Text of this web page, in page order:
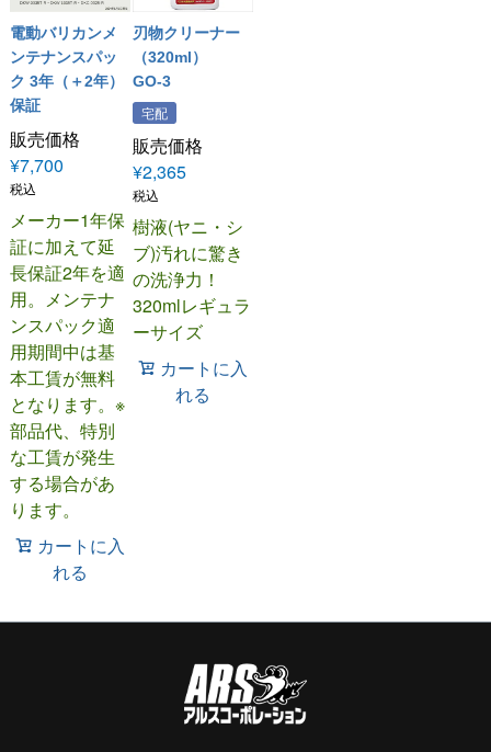
電動バリカンメ
ンテナンスパッ
ク 3年（＋2年）
保証
販売価格
¥7,700
税込
メーカー1年保
証に加えて延
長保証2年を適
用。メンテナ
ンスパック適
用期間中は基
本工賃が無料
となります。※
部品代、特別
な工賃が発生
する場合があ
ります。
カートに入
れる
刃物クリーナー
（320ml）
GO-3
宅配
販売価格
¥2,365
税込
樹液(ヤニ・シ
ブ)汚れに驚き
の洗浄力！
320mlレギュラ
ーサイズ
カートに入
れる